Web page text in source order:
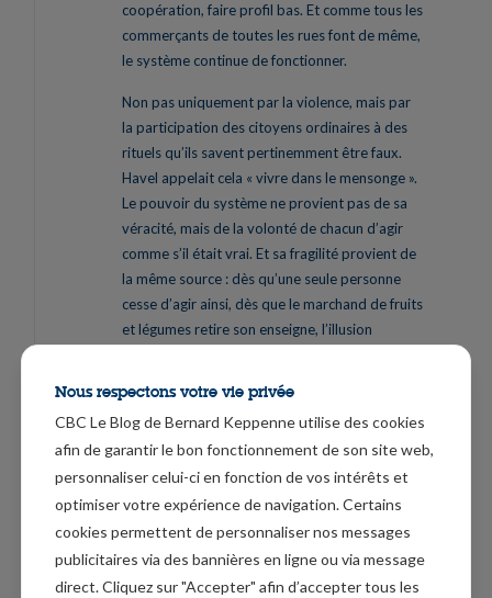
coopération, faire profil bas. Et comme tous les
commerçants de toutes les rues font de même,
le système continue de fonctionner.
Non pas uniquement par la violence, mais par
la participation des citoyens ordinaires à des
rituels qu’ils savent pertinemment être faux.
Havel appelait cela « vivre dans le mensonge ».
Le pouvoir du système ne provient pas de sa
véracité, mais de la volonté de chacun d’agir
comme s’il était vrai. Et sa fragilité provient de
la même source : dès qu’une seule personne
cesse d’agir ainsi, dès que le marchand de fruits
et légumes retire son enseigne, l’illusion
Le moment est venu pour les entreprises et les
pays de retirer leurs enseignes. Pendant des
décennies, des pays comme le Canada ont
prospéré grâce à ce que nous appelions l’ordre
international fondé sur des règles. Nous avons
adhéré à ses institutions, vanté ses principes et
protection, nous avons pu mettre en oeuvre
Nous respectons votre vie privée
CBC Le Blog de Bernard Keppenne utilise des cookies
afin de garantir le bon fonctionnement de son site web,
personnaliser celui-ci en fonction de vos intérêts et
optimiser votre expérience de navigation. Certains
cookies permettent de personnaliser nos messages
publicitaires via des bannières en ligne ou via message
direct. Cliquez sur "Accepter" afin d’accepter tous les